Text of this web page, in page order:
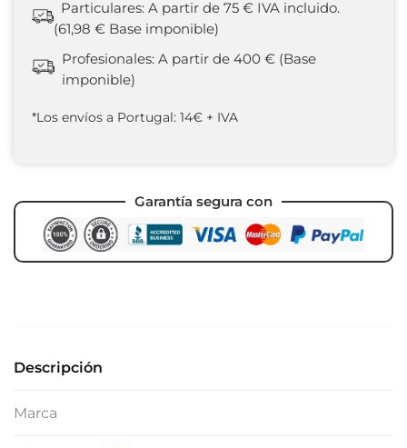
Particulares: A partir de 75 € IVA incluido.
(61,98 € Base imponible)
Profesionales: A partir de 400 € (Base
imponible)
*Los envíos a Portugal: 14€ + IVA
Garantía segura con
Descripción
Marca